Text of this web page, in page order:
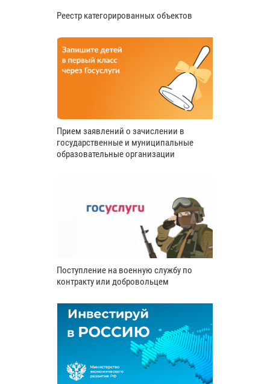
Реестр категорированных объектов
Прием заявлений о зачислении в
государственные и муниципальные
образовательные организации
Поступление на военную службу по
контракту или добровольцем